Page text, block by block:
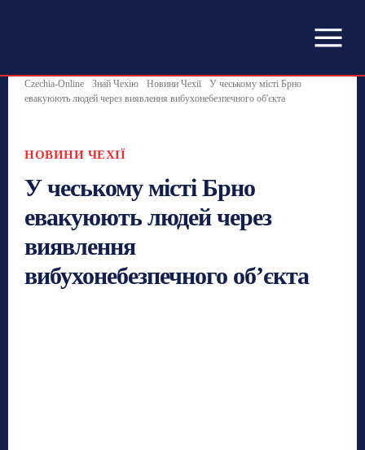
Czechia-Online Знай Чехію Новини Чехії
У чеському місті Брно
евакуюють людей через виявлення вибухонебезпечного об'єкта
НОВИНИ ЧЕХІЇ
У чеському місті Брно
евакуюють людей через
виявлення
вибухонебезпечного об’єкта